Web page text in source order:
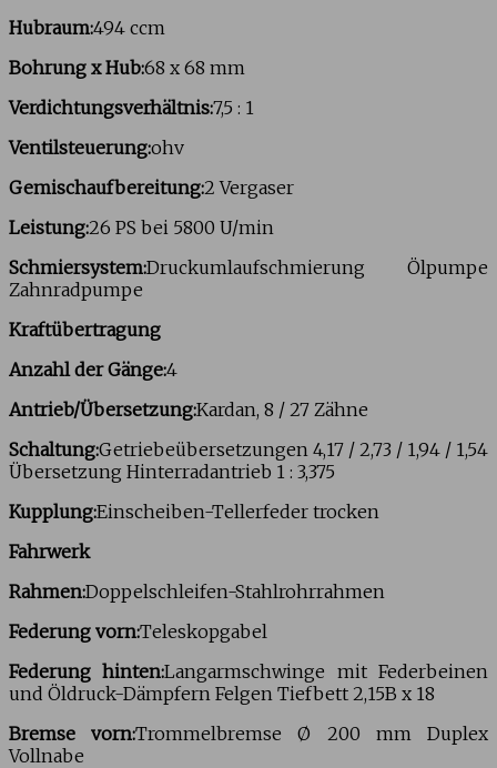
Hubraum:494 ccm
Bohrung x Hub:68 x 68 mm
Verdichtungsverhältnis:7,5 : 1
Ventilsteuerung:ohv
Gemischaufbereitung:2 Vergaser
Leistung:26 PS bei 5800 U/min
Schmiersystem:Druckumlaufschmierung Ölpumpe
Zahnradpumpe
Kraftübertragung
Anzahl der Gänge:4
Antrieb/Übersetzung:Kardan, 8 / 27 Zähne
Schaltung:Getriebeübersetzungen 4,17 / 2,73 / 1,94 / 1,54
Übersetzung Hinterradantrieb 1 : 3,375
Kupplung:Einscheiben-Tellerfeder trocken
Fahrwerk
Rahmen:Doppelschleifen-Stahlrohrrahmen
Federung vorn:Teleskopgabel
Federung hinten:Langarmschwinge mit Federbeinen
und Öldruck-Dämpfern Felgen Tiefbett 2,15B x 18
Bremse vorn:Trommelbremse Ø 200 mm Duplex
Vollnabe